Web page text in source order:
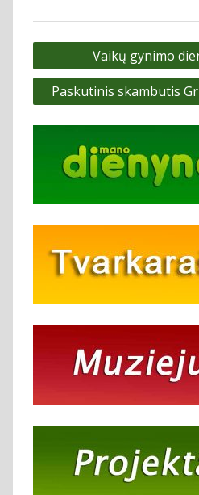
Navigacija
tarp
įrašų
Vaikų gynimo
Paskutinis skambutis